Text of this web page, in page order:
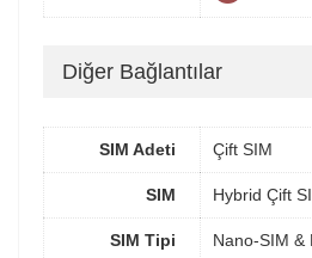
Diğer Bağlantılar
SIM Adeti Çift SIM
SIM Hybrid Çift
SIM Tipi Nano-SIM &